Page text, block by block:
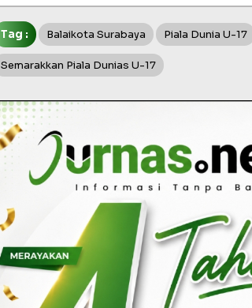
Tag : Balaikota Surabaya Piala Dunia U-17
Semarakkan Piala Dunias U-17